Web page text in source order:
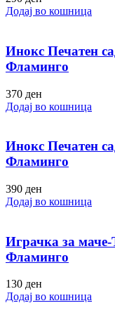
Додај во кошница
Инокс Печатен
Фламинго
370 ден
Додај во кошница
Инокс Печатен
Фламинго
390 ден
Додај во кошница
Играчка за маче-
Фламинго
130 ден
Додај во кошница